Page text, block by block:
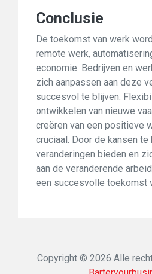
Conclusie
De toekomst van werk
remote werk,
economie. Bedrijven en
zich aanpassen aan deze
succesvol te blijven.
ontwikkelen van nieuwe
creëren van een positieve
cruciaal. Door de kansen
veranderingen bieden en
aan de veranderende
een succesvolle toekomst
Copyright © 2026 Alle